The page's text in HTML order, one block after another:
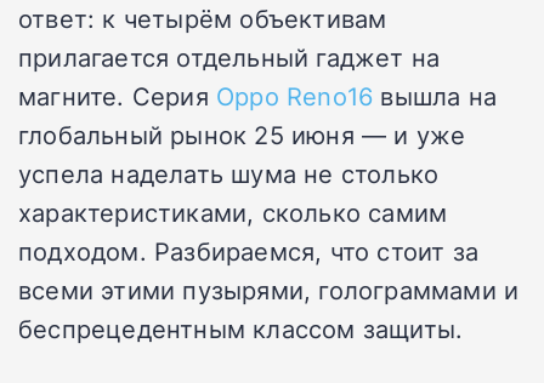
ответ: к четырём объективам
прилагается отдельный гаджет на
магните. Серия Oppo Reno16 вышла на
глобальный рынок 25 июня — и уже
успела наделать шума не столько
характеристиками, сколько самим
подходом. Разбираемся, что стоит за
всеми этими пузырями, голограммами и
беспрецедентным классом защиты.